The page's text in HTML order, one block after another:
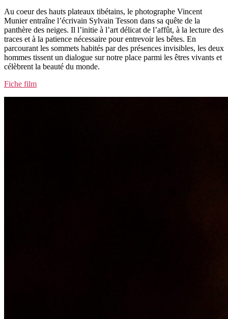
Au coeur des hauts plateaux tibétains, le photographe Vincent
Munier entraîne l’écrivain Sylvain Tesson dans sa quête de la
panthère des neiges. Il l’initie à l’art délicat de l’affût, à la lecture des
traces et à la patience nécessaire pour entrevoir les bêtes. En
parcourant les sommets habités par des présences invisibles, les deux
hommes tissent un dialogue sur notre place parmi les êtres vivants et
célèbrent la beauté du monde.
Fiche film